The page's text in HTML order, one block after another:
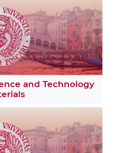
and Technology